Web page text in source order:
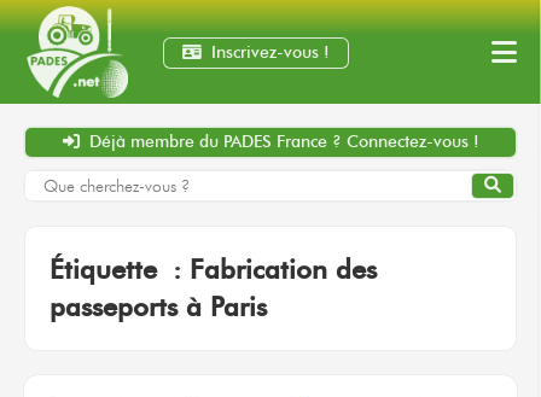
Inscrivez-vous !
Déjà membre du PADES France ? Connectez-vous !
Étiquette : Fabrication des
passeports à Paris